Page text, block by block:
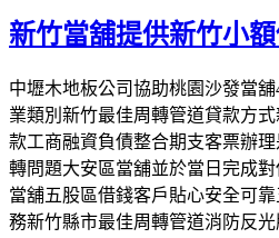
於
新竹當舖提供新竹小
中壢木地板公司協助桃園沙發當
業類別新竹最佳周轉管道貸款方
款工商融資負債整合期支客票辦
轉問題大安區當舖並於當日完成
當舖五股區借錢客戶貼心安全可
務新竹縣市最佳周轉管道消防反